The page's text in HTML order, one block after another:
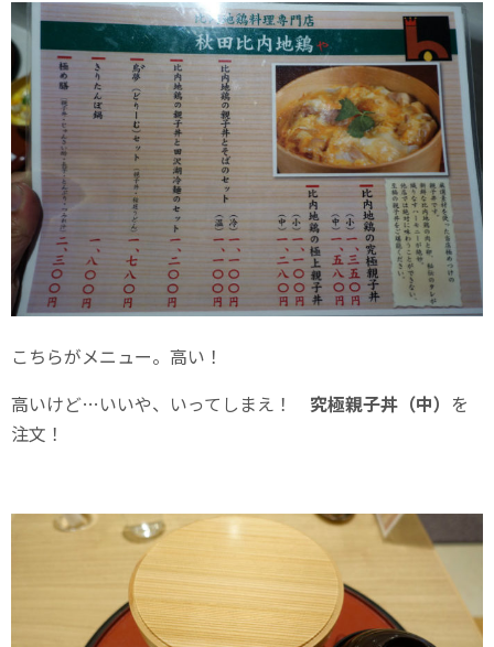
こちらがメニュー。高い！
高いけど…いいや、いってしまえ！ 究極親子丼（中） を
注文！